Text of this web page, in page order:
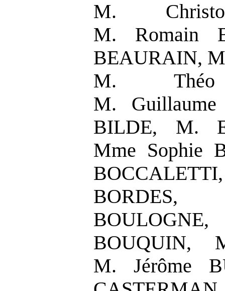
M.
M. Romain
BEAURAIN,
M. Théo
M.
BILDE, M.
Mme Sophie
BOUQUIN,
M. Jérôme